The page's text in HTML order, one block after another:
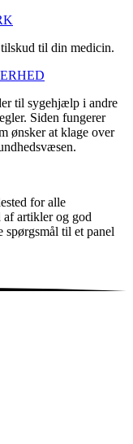
til din medicin.
til sygehjælp i andre
Siden fungerer
ønsker at klage over
for alle
artikler og god
spørgsmål til et panel